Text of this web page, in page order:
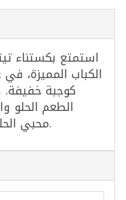
استمتع بكستناء
كوجبة خفيفة.
الطعم الحلو
محبي الحلويات والمكسرات على حد سواء.